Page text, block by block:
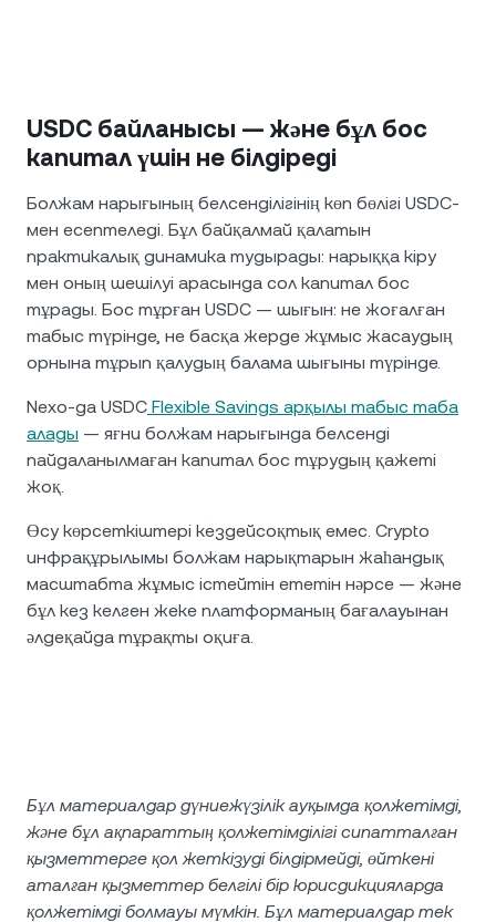
USDC байланысы — және бұл бос
капитал үшін не білдіреді
Болжам нарығының белсенділігінің көп бөлігі USDC-
мен есептеледі. Бұл байқалмай қалатын
практикалық динамика тудырады: нарыққа кіру
мен оның шешілуі арасында сол капитал бос
тұрады. Бос тұрған USDC — шығын: не жоғалған
табыс түрінде, не басқа жерде жұмыс жасаудың
орнына тұрып қалудың балама шығыны түрінде.
Nexo-да USDC Flexible Savings арқылы табыс таба
алады — яғни болжам нарығында белсенді
пайдаланылмаған капитал бос тұрудың қажеті
жоқ.
Өсу көрсеткіштері кездейсоқтық емес. Crypto
инфрақұрылымы болжам нарықтарын жаһандық
масштабта жұмыс істейтін ететін нәрсе — және
бұл кез келген жеке платформаның бағалауынан
әлдеқайда тұрақты оқиға.
Бұл материалдар дүниежүзілік ауқымда қолжетімді,
және бұл ақпараттың қолжетімділігі сипатталған
қызметтерге қол жеткізуді білдірмейді, өйткені
аталған қызметтер белгілі бір юрисдикцияларда
қолжетімді болмауы мүмкін. Бұл материалдар тек